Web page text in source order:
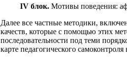
IV блок. Мотивы поведения:
Далее все частные методики,
качеств, которые с помощью этих
последовательности под теми
карте педагогического самоконтроля